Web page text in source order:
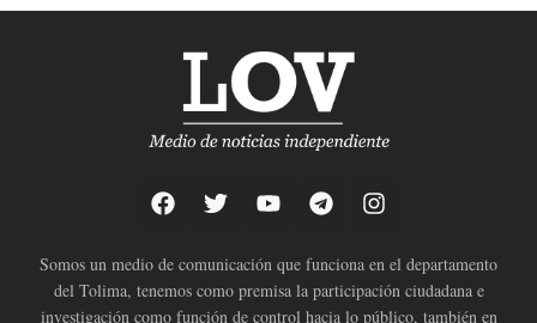
Somos un medio de comunicación que funciona en el departamento
del Tolima, tenemos como premisa la participación ciudadana e
investigación como función de control hacia lo público, también en